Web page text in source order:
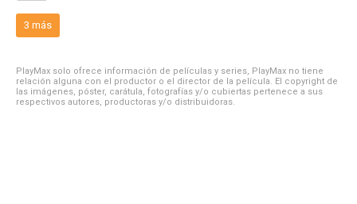
3 más
PlayMax solo ofrece información de películas y series, PlayMax no tiene
relación alguna con el productor o el director de la película. El copyright de
las imágenes, póster, carátula, fotografías y/o cubiertas pertenece a sus
respectivos autores, productoras y/o distribuidoras.